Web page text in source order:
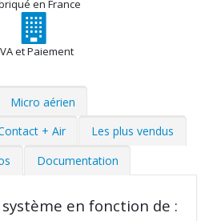
en France
et Paiement
Micro aérien
+ Air
Les plus vendus
Documentation
en fonction de :